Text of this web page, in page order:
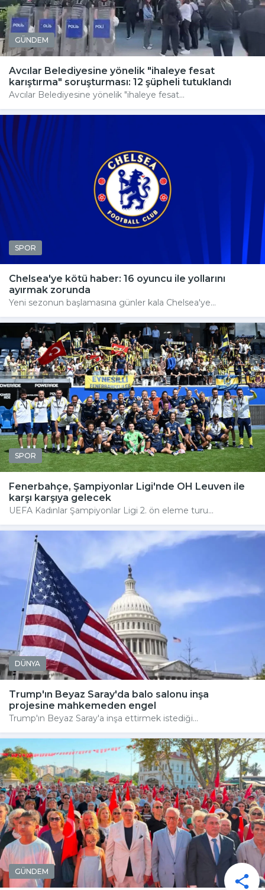
GÜNDEM
Avcılar Belediyesine yönelik "ihaleye fesat
karıştırma" soruşturması: 12 şüpheli tutuklandı
Avcılar Belediyesine yönelik "ihaleye fesat...
SPOR
Chelsea'ye kötü haber: 16 oyuncu ile yollarını
ayırmak zorunda
Yeni sezonun başlamasına günler kala Chelsea'ye...
SPOR
Fenerbahçe, Şampiyonlar Ligi'nde OH Leuven ile
karşı karşıya gelecek
UEFA Kadınlar Şampiyonlar Ligi 2. ön eleme turu...
DÜNYA
Trump'ın Beyaz Saray'da balo salonu inşa
projesine mahkemeden engel
Trump'ın Beyaz Saray'a inşa ettirmek istediği...
GÜNDEM